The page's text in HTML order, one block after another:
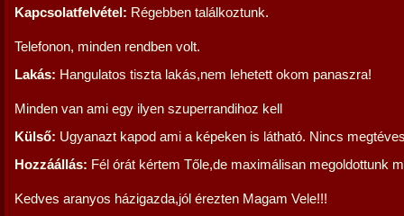
Kapcsolatfelvétel: Régebben találkoztunk.
Telefonon, minden rendben volt.
Lakás: Hangulatos tiszta lakás,nem lehetett okom panaszra!
Minden van ami egy ilyen szuperrandihoz kell
Külső: Ugyanazt kapod ami a képeken is látható. Nincs
Hozzáállás: Fél órát kértem Tőle,de maximálisan megoldottunk
Kedves aranyos házigazda,jól érezten Magam Vele!!!